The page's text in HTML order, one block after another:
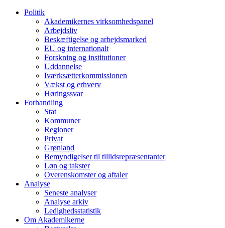
Politik
Akademikernes virksomhedspanel
Arbejdsliv
Beskæftigelse og arbejdsmarked
EU og internationalt
Forskning og institutioner
Uddannelse
Iværksætterkommissionen
Vækst og erhverv
Høringssvar
Forhandling
Stat
Kommuner
Regioner
Privat
Grønland
Bemyndigelser til tillidsrepræsentanter
Løn og takster
Overenskomster og aftaler
Analyse
Seneste analyser
Analyse arkiv
Ledighedsstatistik
Om Akademikerne